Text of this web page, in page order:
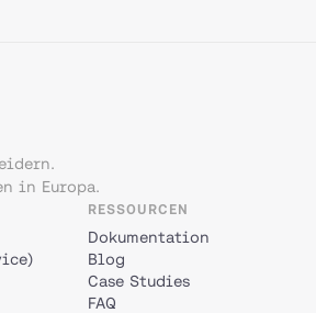
in Europa.
RESSOURCEN
Dokumentation
Blog
Case Studies
FAQ